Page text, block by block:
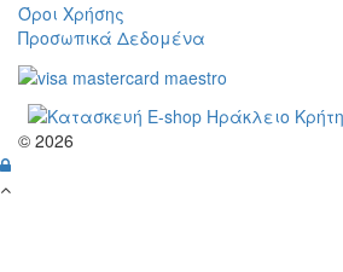
Όροι Χρήσης
Προσωπικά Δεδομένα
© 2026